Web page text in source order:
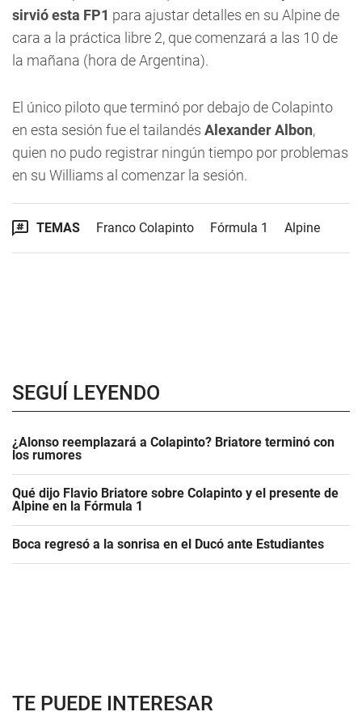
sirvió esta FP1 para ajustar detalles en su Alpine de
cara a la práctica libre 2, que comenzará a las 10 de
la mañana (hora de Argentina).
El único piloto que terminó por debajo de Colapinto
en esta sesión fue el tailandés Alexander Albon,
quien no pudo registrar ningún tiempo por problemas
en su Williams al comenzar la sesión.
TEMAS Franco Colapinto Fórmula 1 Alpine
SEGUÍ LEYENDO
¿Alonso reemplazará a Colapinto? Briatore terminó con
los rumores
Qué dijo Flavio Briatore sobre Colapinto y el presente de
Alpine en la Fórmula 1
Boca regresó a la sonrisa en el Ducó ante Estudiantes
TE PUEDE INTERESAR